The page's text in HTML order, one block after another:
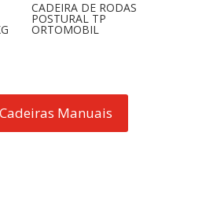
CADEIRA DE RODAS
POSTURAL TP
ORTOMOBIL
Manuais